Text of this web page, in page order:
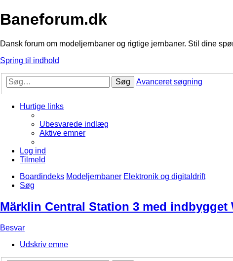
Baneforum.dk
Dansk forum om modeljernbaner og rigtige jernbaner. Stil dine
Spring til indhold
Søg Avanceret søgning
Hurtige links
Ubesvarede indlæg
Aktive emner
Log ind
Tilmeld
Boardindeks Modeljernbaner Elektronik og digitaldrift
Søg
Märklin Central Station 3 med indbygget
Besvar
Udskriv emne